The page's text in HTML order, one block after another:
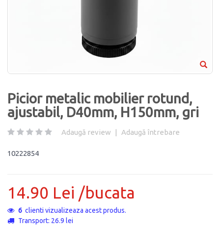
Picior metalic mobilier rotund,
ajustabil, D40mm, H150mm, gri
Adaugă review | Adaugă întrebare
10222854
14.90 Lei /bucata
3 clienti vizualizeaza acest produs.
Transport: 26.9 lei